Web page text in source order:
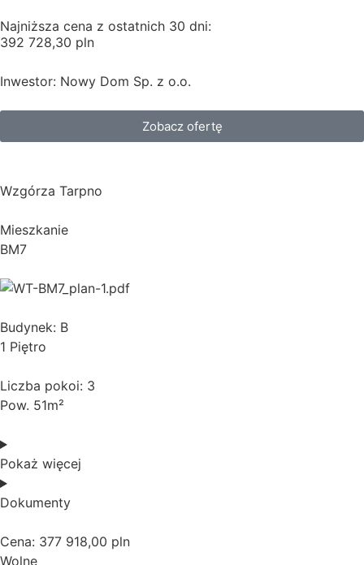
Najniższa cena z ostatnich 30 dni:
392 728,30 pln
Inwestor: Nowy Dom Sp. z o.o.
Zobacz ofertę
Wzgórza Tarpno
Mieszkanie
BM7
Budynek: B
1 Piętro
Liczba pokoi: 3
Pow. 51m²
Pokaż więcej
Dokumenty
Cena: 377 918,00 pln
Wolne